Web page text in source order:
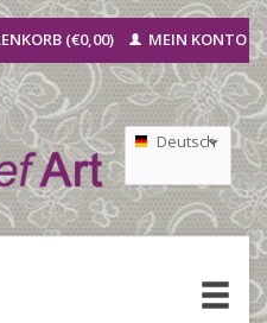
(€0,00) MEIN KONTO
Deutsch
Nederlands